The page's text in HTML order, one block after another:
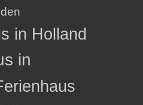
in Holland
in